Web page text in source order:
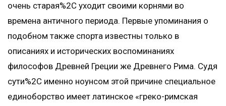
очень старая%2C уходит своими корнями во
времена античного периода. Первые упоминания о
подобном также спорта известны только в
описаниях и исторических воспоминаниях
философов Древней Греции же Древнего Рима. Судя
сути%2C именно ноунсом этой причине специальное
единоборство имеет латинское «греко-римская